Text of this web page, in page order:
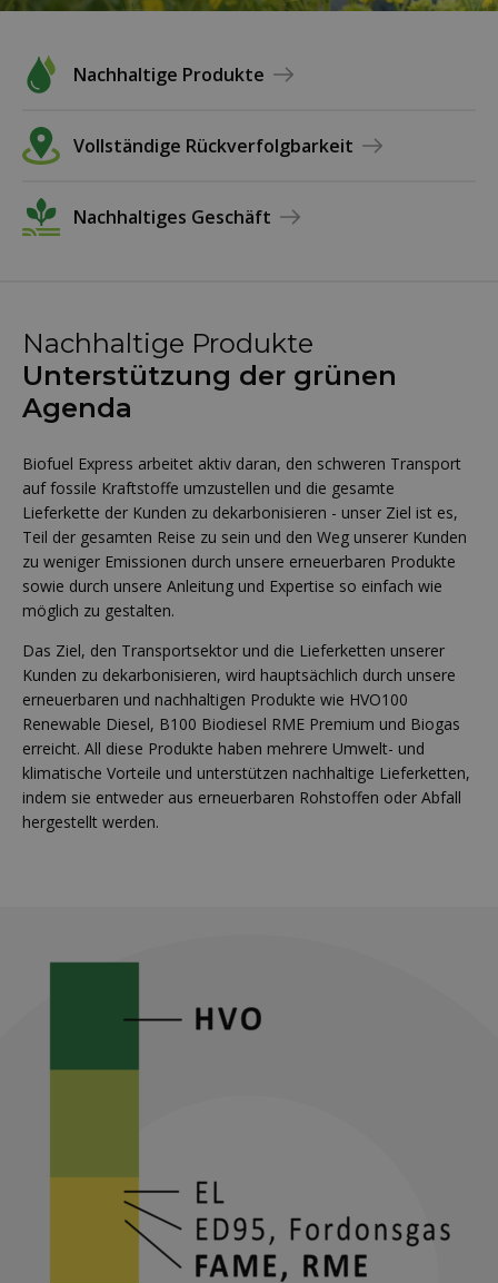
Nachhaltige Produkte
Vollständige Rückverfolgbarkeit
Nachhaltiges Geschäft
Nachhaltige Produkte
Unterstützung der grünen
Agenda
Biofuel Express arbeitet aktiv daran, den schweren Transport
auf fossile Kraftstoffe umzustellen und die gesamte
Lieferkette der Kunden zu dekarbonisieren - unser Ziel ist es,
Teil der gesamten Reise zu sein und den Weg unserer Kunden
zu weniger Emissionen durch unsere erneuerbaren Produkte
sowie durch unsere Anleitung und Expertise so einfach wie
möglich zu gestalten.
Das Ziel, den Transportsektor und die Lieferketten unserer
Kunden zu dekarbonisieren, wird hauptsächlich durch unsere
erneuerbaren und nachhaltigen Produkte wie HVO100
Renewable Diesel, B100 Biodiesel RME Premium und Biogas
erreicht. All diese Produkte haben mehrere Umwelt- und
klimatische Vorteile und unterstützen nachhaltige Lieferketten,
indem sie entweder aus erneuerbaren Rohstoffen oder Abfall
hergestellt werden.